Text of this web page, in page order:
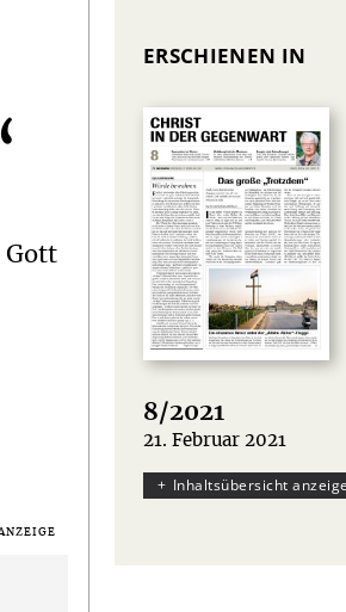
Gott
ERSCHIENEN IN
8/2021
:
21. Februar 2021
Inhaltsübersicht